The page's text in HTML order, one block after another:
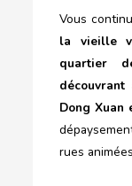
Vous
la vieille
quartier
Dong
rues